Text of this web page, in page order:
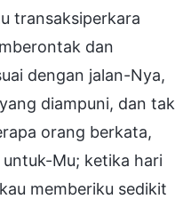
transaksiperkara
dan
dengan jalan-Nya,
diampuni, dan tak
orang berkata,
Mu; ketika hari
memberiku sedikit